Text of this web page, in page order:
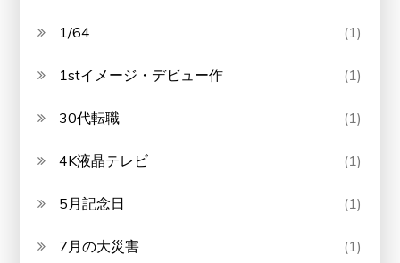
1/64 (1)
1stイメージ・デビュー作 (1)
30代転職 (1)
4K液晶テレビ (1)
5月記念日 (1)
7月の大災害 (1)